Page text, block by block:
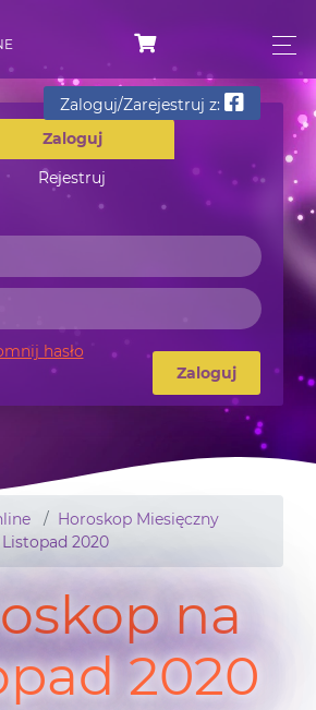
Zaloguj
Rejestruj
Zaloguj/Zarejestruj z:
hasło
Zaloguj
Horoskop Miesięczny
2020
na
2020